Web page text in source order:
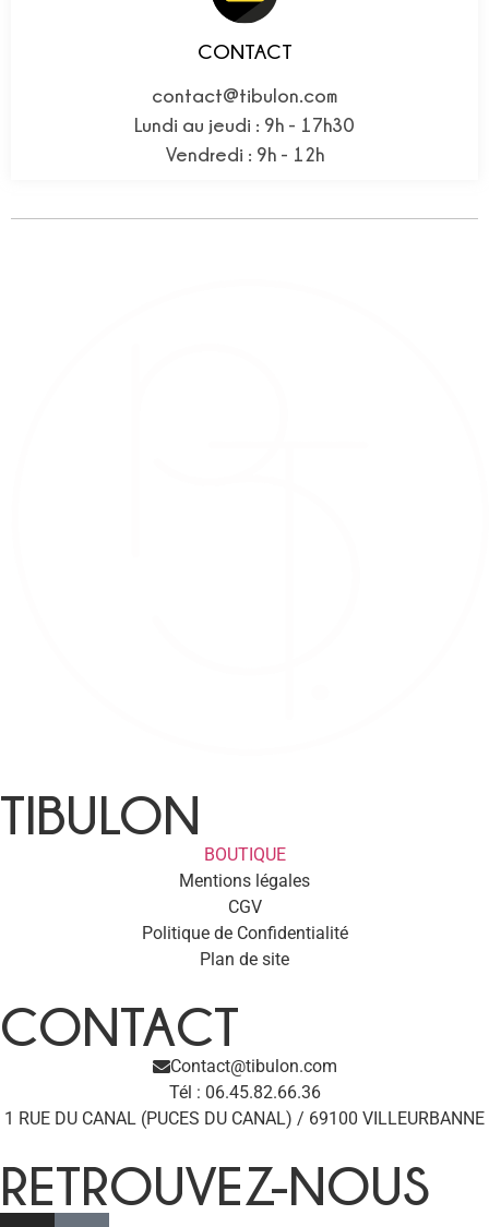
CONTACT
contact@tibulon.com
Lundi au jeudi : 9h - 17h30
Vendredi : 9h - 12h
TIBULON
BOUTIQUE
Mentions légales
CGV
Politique de Confidentialité
Plan de site
CONTACT
Contact@tibulon.com
Tél : 06.45.82.66.36
1 RUE DU CANAL (PUCES DU CANAL) / 69100 VILLEURBANNE
RETROUVEZ-NOUS